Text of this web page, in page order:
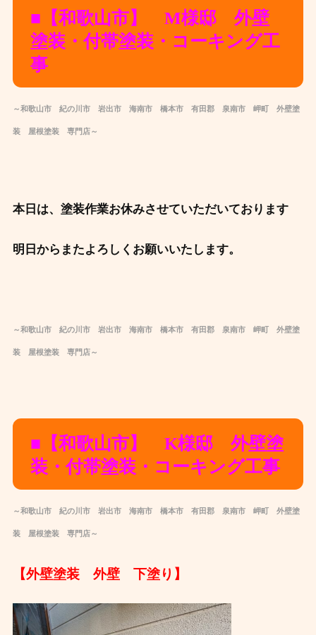
■【和歌山市】 M様邸 外壁
塗装・付帯塗装・コーキング工
事
～和歌山市 紀の川市 岩出市 海南市 橋本市 有田郡 泉南市 岬町 外壁塗
装 屋根塗装 専門店～
本日は、塗装作業お休みさせていただいております
明日からまたよろしくお願いいたします。
～和歌山市 紀の川市 岩出市 海南市 橋本市 有田郡 泉南市 岬町 外壁塗
装 屋根塗装 専門店～
■【和歌山市】 K様邸 外壁塗
装・付帯塗装・コーキング工事
～和歌山市 紀の川市 岩出市 海南市 橋本市 有田郡 泉南市 岬町 外壁塗
装 屋根塗装 専門店～
【外壁塗装 外壁 下塗り】